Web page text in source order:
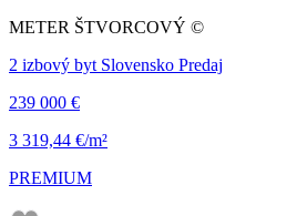
METER ŠTVORCOVÝ ©
2 izbový byt Slovensko Predaj
239 000 €
3 319,44 €/m²
PREMIUM